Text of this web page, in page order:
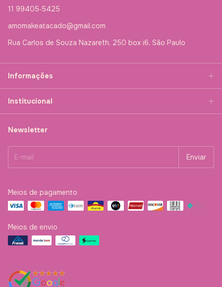
11 99405‑5425‬
amomakeatacado@gmail.com
Rua Carlos de Souza Nazareth, 250 box i6, São Paulo
Informações
Institucional
Newsletter
Meios de pagamento
Meios de envio